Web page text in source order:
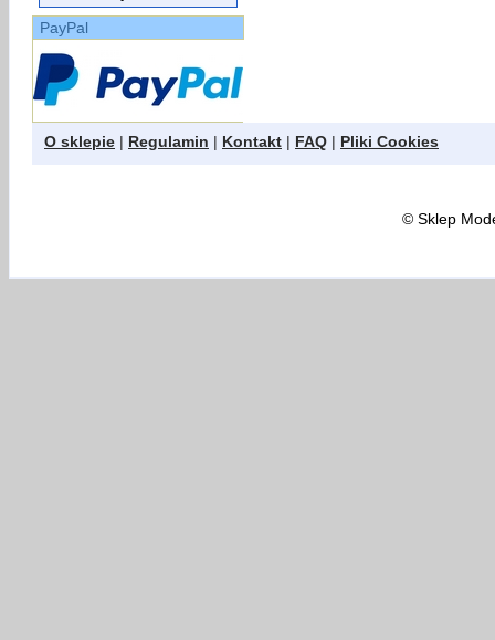
PayPal
O sklepie | Regulamin | Kontakt | FAQ | Pliki Cookies
©Sklep